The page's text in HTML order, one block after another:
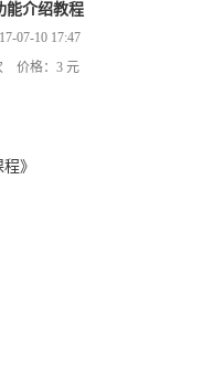
能介绍教程
07-10 17:47
价格：3 元